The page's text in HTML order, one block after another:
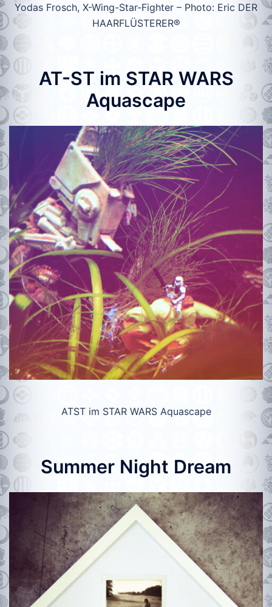
Yodas Frosch, X-Wing-Star-Fighter – Photo: Eric DER
HAARFLÜSTERER®
AT-ST im STAR WARS
Aquascape
ATST im STAR WARS Aquascape
Summer Night Dream